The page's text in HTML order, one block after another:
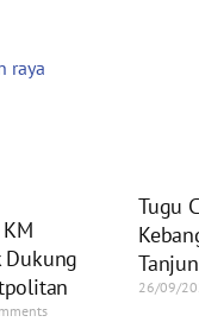
Tugu
26/09/